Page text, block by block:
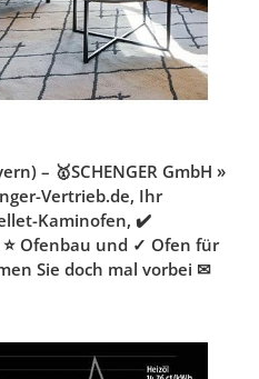
– 🥇SCHENGER GmbH »
Vertrieb.de, Ihr
Kaminofen, ✔️
Ofenbau und ✓ Ofen für
Sie doch mal vorbei ✉